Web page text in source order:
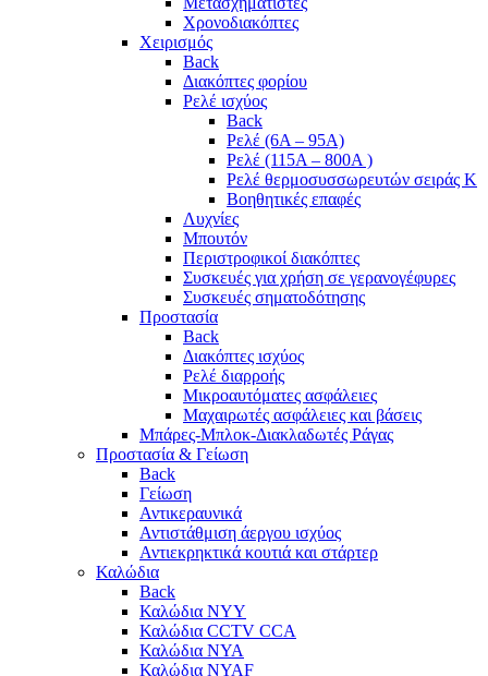
Χρονοδιακόπτες
Χειρισμός
Back
Διακόπτες φορίου
Ρελέ ισχύος
Back
Ρελέ (6A – 95A)
Ρελέ (115A – 800A )
Ρελέ θερμοσυσσωρευτών σειράς Κ
Βοηθητικές επαφές
Λυχνίες
Μπουτόν
Περιστροφικοί διακόπτες
Συσκευές για χρήση σε γερανογέφυρες
Συσκευές σηματοδότησης
Προστασία
Back
Διακόπτες ισχύος
Ρελέ διαρροής
Μικροαυτόματες ασφάλειες
Μαχαιρωτές ασφάλειες και βάσεις
Μπάρες-Μπλοκ-Διακλαδωτές Ράγας
Προστασία & Γείωση
Back
Γείωση
Αντικεραυνικά
Αντιστάθμιση άεργου ισχύος
Αντιεκρηκτικά κουτιά και στάρτερ
Καλώδια
Back
Καλώδια NYY
Καλώδια CCTV CCA
Καλώδια NYA
Καλώδια NYAF